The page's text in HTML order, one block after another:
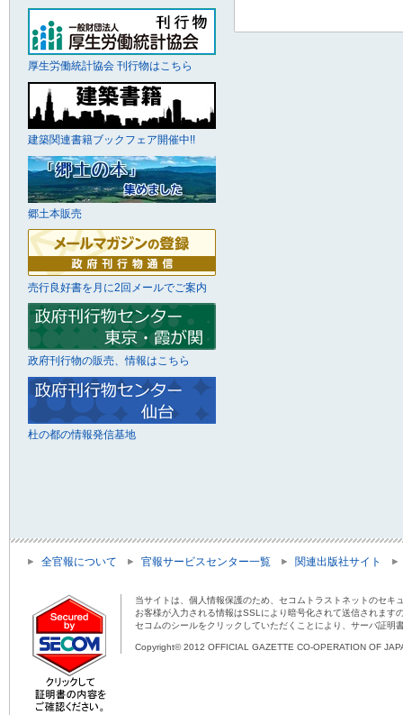
厚生労働統計協会 刊行物はこちら
建築関連書籍ブックフェア開催中!!
郷土本販売
売行良好書を月に2回メールでご案内
政府刊行物の販売、情報はこちら
杜の都の情報発信基地
全官報について 官報サービスセンター一覧 関連出版社サイト
当サイトは、個人情報保護のため、セコムトラストネットのセキ
お客様が入力される情報はSSLにより暗号化されて送信されま
セコムのシールをクリックしていただくことにより、サーバ証明
Copyright© 2012 OFFICIAL GAZETTE CO-OPERATION OF